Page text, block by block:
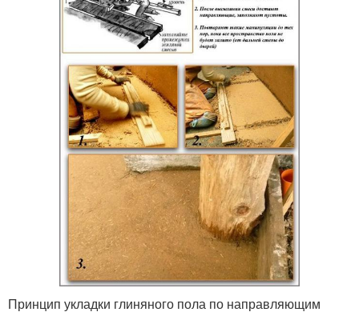
Принцип укладки глиняного пола по направляющим